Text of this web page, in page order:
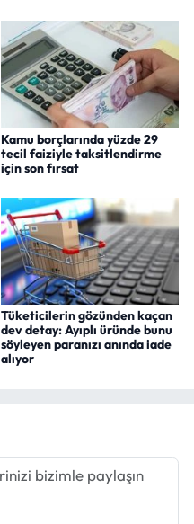
Kamu borçlarında yüzde 29
tecil faiziyle taksitlendirme
için son fırsat
Tüketicilerin gözünden kaçan
dev detay: Ayıplı üründe bunu
söyleyen paranızı anında iade
alıyor